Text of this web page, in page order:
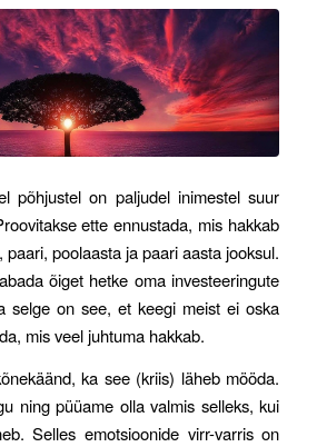
põhjustel on paljudel inimestel suur
ette ennustada, mis hakkab
poolaasta ja paari aasta jooksul.
õiget hetke oma investeeringute
selge on see, et keegi meist ei oska
mis veel juhtuma hakkab.
ka see (kriis) läheb mööda.
ning püüame olla valmis selleks, kui
Selles emotsioonide virr-varris on